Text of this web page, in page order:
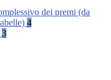
dei premi (da
4
3